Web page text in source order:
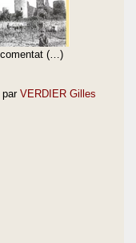
comentat (…)
par VERDIER Gilles